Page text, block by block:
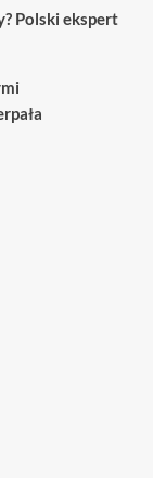
Polski ekspert